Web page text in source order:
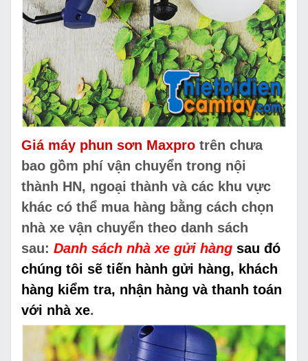
Giá máy phun sơn Maxpro trên chưa
bao gồm phí vận chuyển trong nội
thành HN, ngoại thành và các khu vực
khác có thể mua hàng bằng cách chọn
nhà xe vận chuyển theo danh sách
sau: Danh sách nhà xe gửi hàng sau đó
chúng tôi sẽ tiến hành gửi hàng, khách
hàng kiểm tra, nhận hàng và thanh toán
với nhà xe.